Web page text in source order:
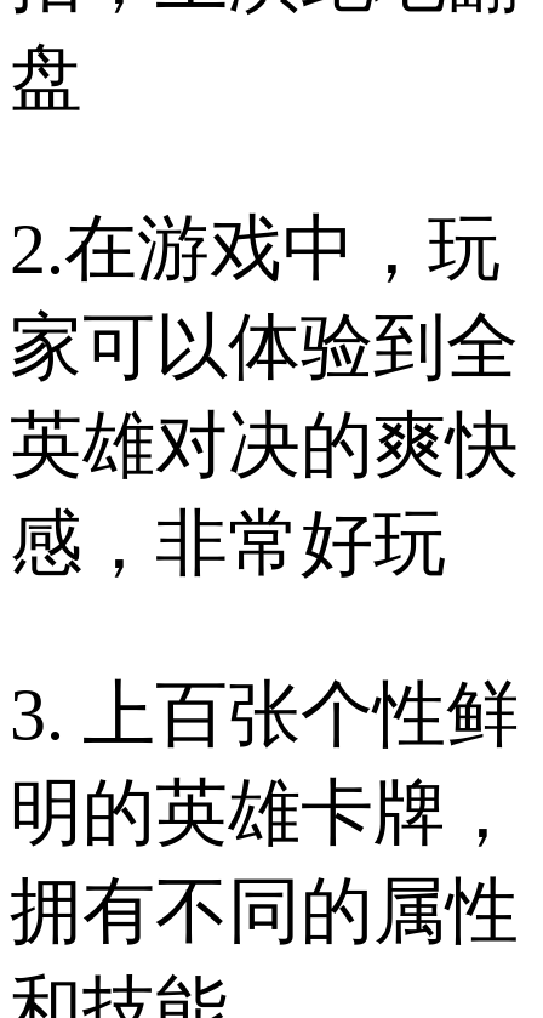
盘
2.在游戏中，玩
家可以体验到全
英雄对决的爽快
感，非常好玩
3. 上百张个性鲜
明的英雄卡牌，
拥有不同的属性